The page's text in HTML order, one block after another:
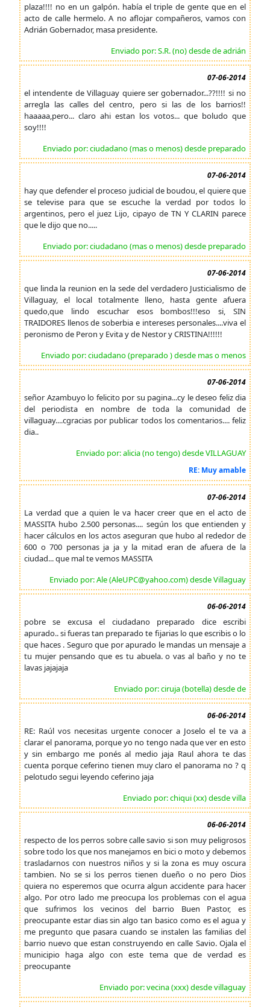
plaza!!!! no en un galpón. había el triple de gente que en el
acto de calle hermelo. A no aflojar compañeros, vamos con
Adrián Gobernador, masa presidente.
Enviado por: S.R. (no) desde de adrián
07-06-2014
el intendente de Villaguay quiere ser gobernador...??!!!! si no
arregla las calles del centro, pero si las de los barrios!!
haaaaa,pero... claro ahi estan los votos... que boludo que
soy!!!!
Enviado por: ciudadano (mas o menos) desde preparado
07-06-2014
hay que defender el proceso judicial de boudou, el quiere que
se televise para que se escuche la verdad por todos lo
argentinos, pero el juez Lijo, cipayo de TN Y CLARIN parece
que le dijo que no.....
Enviado por: ciudadano (mas o menos) desde preparado
07-06-2014
que linda la reunion en la sede del verdadero Justicialismo de
Villaguay, el local totalmente lleno, hasta gente afuera
quedo,que lindo escuchar esos bombos!!!eso si, SIN
TRAIDORES llenos de soberbia e intereses personales....viva el
peronismo de Peron y Evita y de Nestor y CRISTINA!!!!!!
Enviado por: ciudadano (preparado ) desde mas o menos
07-06-2014
señor Azambuyo lo felicito por su pagina...cy le deseo feliz dia
del periodista en nombre de toda la comunidad de
villaguay....cgracias por publicar todos los comentarios.... feliz
dia..
Enviado por: alicia (no tengo) desde VILLAGUAY
RE: Muy amable
07-06-2014
La verdad que a quien le va hacer creer que en el acto de
MASSITA hubo 2.500 personas.... según los que entienden y
hacer cálculos en los actos aseguran que hubo al rededor de
600 o 700 personas ja ja y la mitad eran de afuera de la
ciudad... que mal te vemos MASSITA
Enviado por: Ale (AleUPC@yahoo.com) desde Villaguay
06-06-2014
pobre se excusa el ciudadano preparado dice escribi
apurado.. si fueras tan preparado te fijarias lo que escribis o lo
que haces . Seguro que por apurado le mandas un mensaje a
tu mujer pensando que es tu abuela. o vas al baño y no te
lavas jajajaja
Enviado por: ciruja (botella) desde de
06-06-2014
RE: Raúl vos necesitas urgente conocer a Joselo el te va a
clarar el panorama, porque yo no tengo nada que ver en esto
y sin embargo me ponés al medio jaja Raul ahora te das
cuenta porque ceferino tienen muy claro el panorama no ? q
pelotudo segui leyendo ceferino jaja
Enviado por: chiqui (xx) desde villa
06-06-2014
respecto de los perros sobre calle savio si son muy peligrosos
sobre todo los que nos manejamos en bici o moto y debemos
trasladarnos con nuestros niños y si la zona es muy oscura
tambien. No se si los perros tienen dueño o no pero Dios
quiera no esperemos que ocurra algun accidente para hacer
algo. Por otro lado me preocupa los problemas con el agua
que sufrimos los vecinos del barrio Buen Pastor, es
preocupante estar dias sin algo tan basico como es el agua y
me pregunto que pasara cuando se instalen las familias del
barrio nuevo que estan construyendo en calle Savio. Ojala el
municipio haga algo con este tema que de verdad es
preocupante
Enviado por: vecina (xxx) desde villaguay